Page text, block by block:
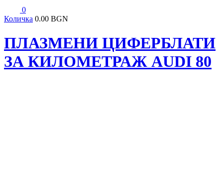
0
Количка 0.00 BGN
ПЛАЗМЕНИ ЦИФЕРБЛАТИ
ЗА КИЛОМЕТРАЖ AUDI 80